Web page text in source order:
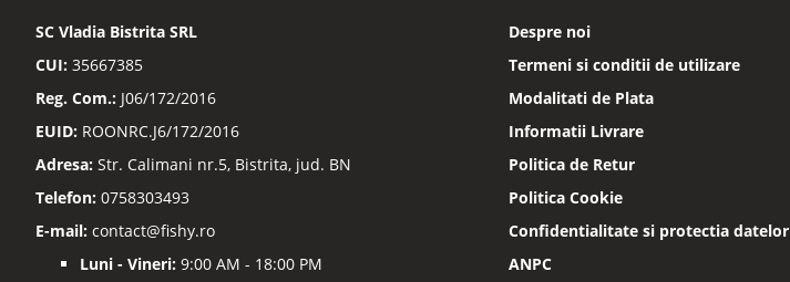
SC Vladia Bistrita SRL
CUI: 35667385
Reg. Com.: J06/172/2016
EUID: ROONRC.J6/172/2016
Adresa: Str. Calimani nr.5, Bistrita, jud. BN
Telefon: 0758303493
E-mail: contact@fishy.ro
Luni - Vineri: 9:00 AM - 18:00 PM
Despre noi
Termeni si conditii de utilizare
Modalitati de Plata
Informatii Livrare
Politica de Retur
Politica Cookie
Confidentialitate si protectia datelor
ANPC